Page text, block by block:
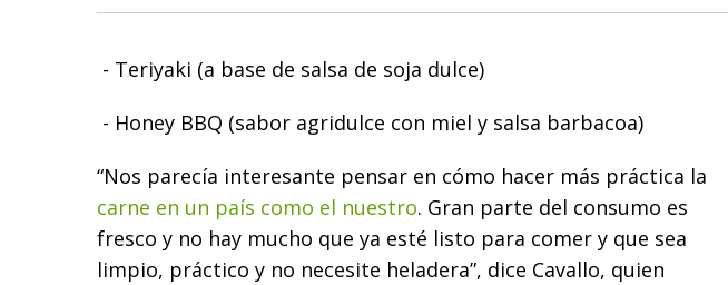
- Teriyaki (a base de salsa de soja dulce)
- Honey BBQ (sabor agridulce con miel y salsa barbacoa)
“Nos parecía interesante pensar en cómo hacer más práctica la
carne en un país como el nuestro. Gran parte del consumo es
fresco y no hay mucho que ya esté listo para comer y que sea
limpio, práctico y no necesite heladera”, dice Cavallo, quien